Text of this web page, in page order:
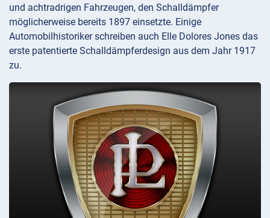
und achtradrigen Fahrzeugen, den Schalldämpfer
möglicherweise bereits 1897 einsetzte. Einige
Automobilhistoriker schreiben auch Elle Dolores Jones das
erste patentierte Schalldämpferdesign aus dem Jahr 1917
zu.